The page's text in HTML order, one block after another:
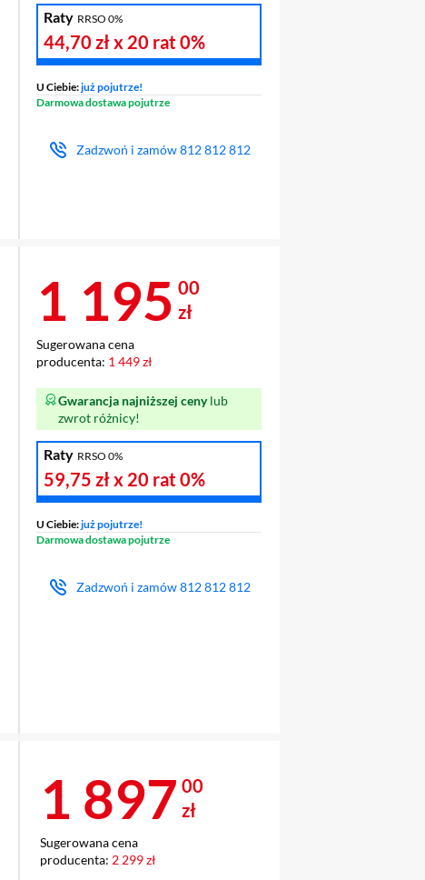
Raty RRSO 0%
44,70 złx 20 rat0%
U Ciebie:już pojutrze!
Darmowa dostawa pojutrze
Zadzwoń i zamów812 812 812
Cena 1 195 zł
1 195 00
zł
Sugerowana cena
producenta: 1 449 zł
Gwarancja najniższej cenylub
zwrot różnicy!
Raty RRSO 0%
59,75 złx 20 rat0%
U Ciebie:już pojutrze!
Darmowa dostawa pojutrze
Zadzwoń i zamów812 812 812
Cena 1 897 zł
1 897 00
zł
Sugerowana cena
producenta: 2 299 zł